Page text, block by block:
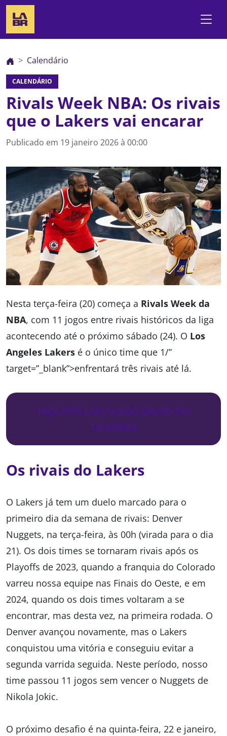
Calendário
CALENDÁRIO
Rivals Week NBA: Os rivais
que o Lakers vai encarar
Publicado em 19 janeiro 2026 à 00:00
Nesta terça-feira (20) começa a Rivals Week da
NBA, com 11 jogos entre rivais históricos da liga
acontecendo até o próximo sábado (24). O Los
Angeles Lakers é o único time que 1/”
target=”_blank”>enfrentará três rivais até lá.
FAÇA PARTE DO NOSSO GRUPO NO
TELEGRAM
Os rivais do Lakers
O Lakers já tem um duelo marcado para o
primeiro dia da semana de rivais: Denver
Nuggets, na terça-feira, às 00h (virada para o dia
21). Os dois times se tornaram rivais após os
Playoffs de 2023, quando a franquia do Colorado
varreu nossa equipe nas Finais do Oeste, e em
2024, quando os dois times voltaram a se
encontrar, mas desta vez, na primeira rodada. O
Denver avançou novamente, mas o Lakers
conquistou uma vitória e conseguiu evitar a
segunda varrida seguida. Neste período, nosso
time passou 11 jogos sem vencer o Nuggets de
Nikola Jokic.
O próximo desafio é na quinta-feira, 22 e janeiro,